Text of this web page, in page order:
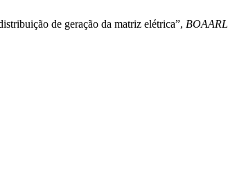
de geração da matriz elétrica”, BOAARL